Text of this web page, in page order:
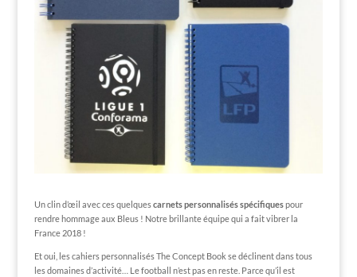
Un clin d’œil avec ces quelquescarnets personnalisés spécifiquespour
rendre hommage aux Bleus ! Notre brillante équipe qui a fait vibrer la
France 2018 !
Et oui, les cahiers personnalisés The Concept Book se déclinent dans tous
les domaines d’activité… Le football n’est pas en reste. Parce qu’il est